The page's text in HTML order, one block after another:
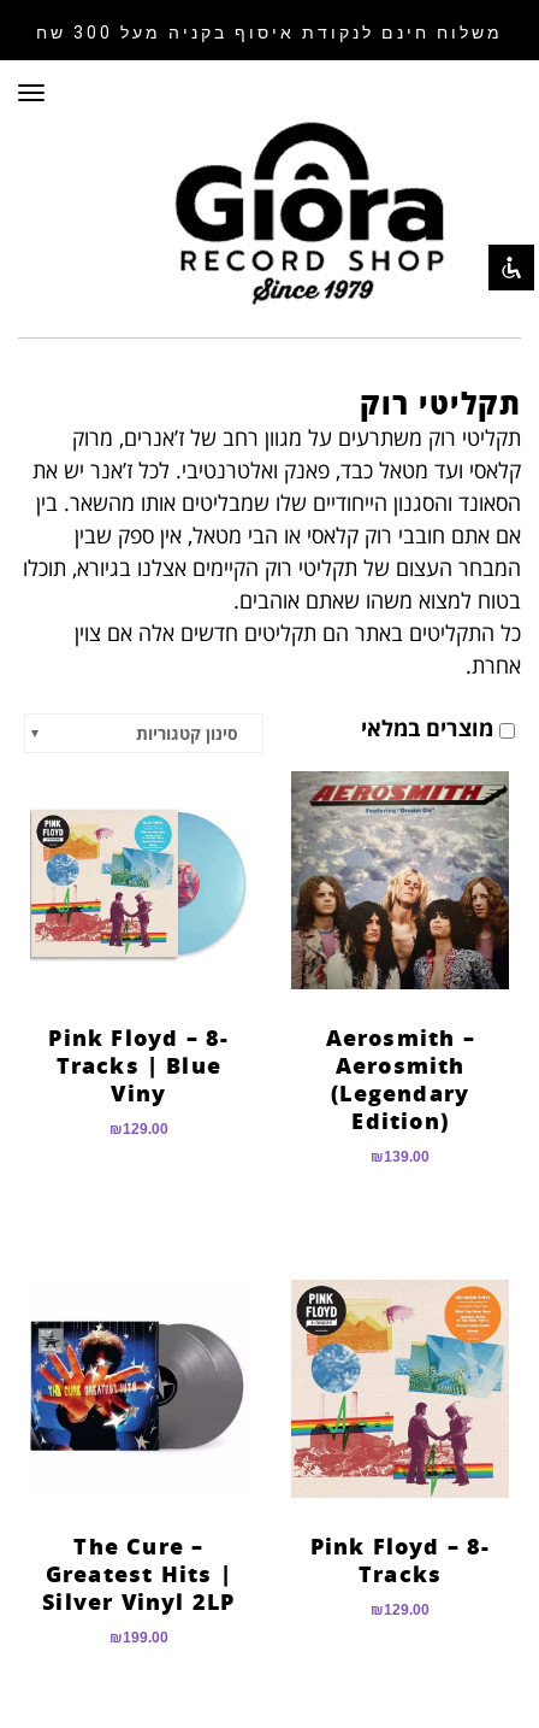
השבת את ההבזקים
סמן כותרות
צבע רקע
זום (הקטנה)
add_circle_outline הגדלת גופן
spellcheck גופן קריא
brightness_high ניגודיות בהירה
ניגודיות כהה
format_underlined הוסף קו תחתון לקישורים
font_download
סמן קישורים
לאפס
האפשרויות
cached
משלוח חינם לנקודת איסוף בקניה מעל 300 שח
תקליטי רוק
תקליטי רוק משתרעים על מגוון רחב של ז’אנרים, מרוק
קלאסי ועד מטאל כבד, פאנק ואלטרנטיבי. לכל ז’אנר יש את
הסאונד והסגנון הייחודיים שלו שמבליטים אותו מהשאר. בין
אם אתם חובבי רוק קלאסי או הבי מטאל, אין ספק שבין
המבחר העצום של תקליטי רוק הקיימים אצלנו בגיורא, תוכלו
בטוח למצוא משהו שאתם אוהבים.
כל התקליטים באתר הם תקליטים חדשים אלה אם צוין
אחרת.
סינון קטגוריות מוצרים במלאי
Aerosmith –
Aerosmith
(Legendary
Edition)
₪139.00
Pink Floyd – 8-
Tracks | Blue
Viny
₪129.00
Pink Floyd – 8-
Tracks
₪129.00
The Cure –
Greatest Hits |
Silver Vinyl 2LP
₪199.00